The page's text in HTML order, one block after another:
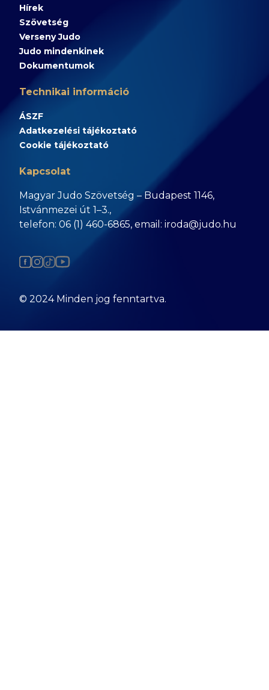
Hírek
Szövetség
Verseny Judo
Judo mindenkinek
Dokumentumok
Technikai információ
ÁSZF
Adatkezelési tájékoztató
Cookie tájékoztató
Kapcsolat
Magyar Judo Szövetség – Budapest 1146,
Istvánmezei út 1–3.,
telefon: 06 (1) 460-6865, email: iroda@judo.hu
© 2024 Minden jog fenntartva.